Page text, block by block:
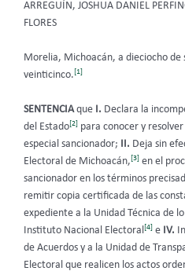
ARREGUÍN, JOSHUA DANIEL
FLORES
Morelia, Michoacán, a dieciocho de
veinticinco.[1]
SENTENCIAque I. Declara la
del Estado[2] para conocer y
especial sancionador;
II. Deja sin
Electoral de Michoacán,[3] en el
sancionador en los términos
remitir copia certificada de las
expediente a la Unidad Técnica de
Instituto Nacional Electoral [4] e IV.
de Acuerdos y a la Unidad de
Electoral que realicen los actos